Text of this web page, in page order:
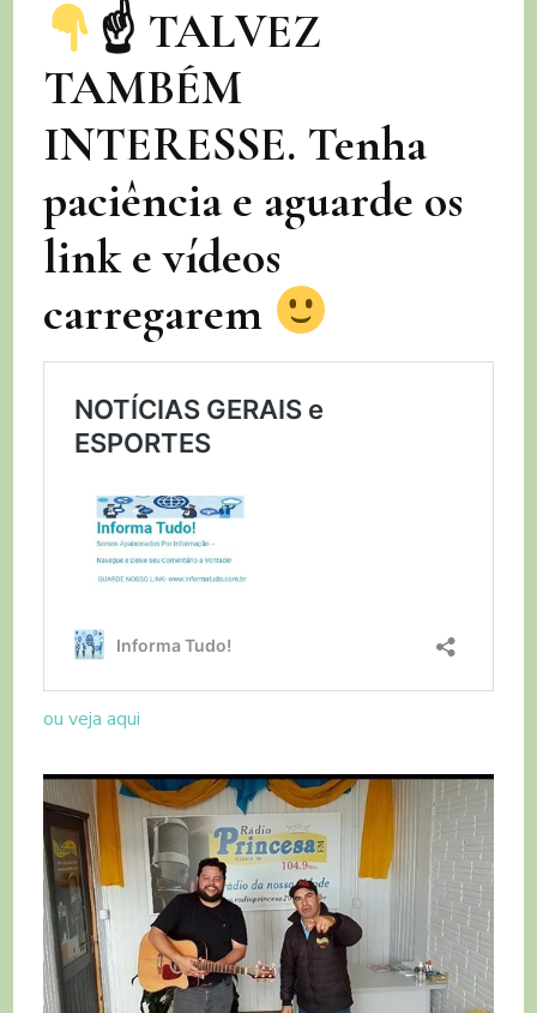
☝ TALVEZ
TAMBÉM
INTERESSE. Tenha
paciência e aguarde os
link e vídeos
carregarem
ou veja aqui